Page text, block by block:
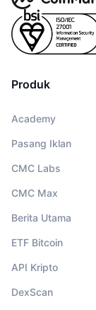
Produk
Academy
Pasang Iklan
CMC Labs
CMC Max
Berita Utama
ETF Bitcoin
API Kripto
DexScan